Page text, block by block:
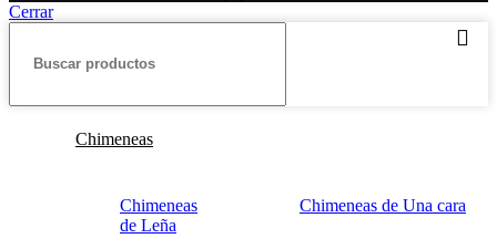
Cerrar
Chimeneas
Chimeneas
de Leña
Chimeneas de Una cara